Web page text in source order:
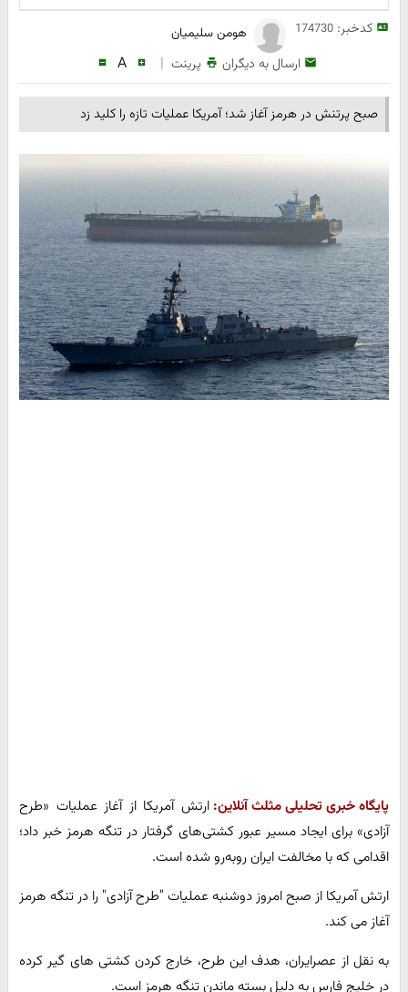
کدخبر:174730 هومن سلیمیان
ارسال به دیگران پرینت |
A
صبح پرتنش در هرمز آغاز شد؛ آمریکا عملیات تازه را کلید زد
پایگاه خبری تحلیلی مثلث آنلاین: ارتش آمریکا از آغاز عملیات «طرح
آزادی» برای ایجاد مسیر عبور کشتی‌های گرفتار در تنگه هرمز خبر داد؛
اقدامی که با مخالفت ایران روبه‌رو شده است.
ارتش آمریکا از صبح امروز دوشنبه عملیات "طرح آزادی" را در تنگه هرمز
آغاز می کند.
به نقل از عصرایران، هدف این طرح، خارج کردن کشتی های گیر کرده
در خلیج فارس به دلیل بسته ماندن تنگه هرمز است.